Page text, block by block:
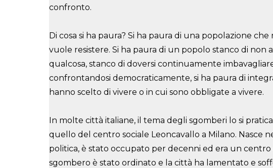
confronto.
Di cosa si ha paura? Si ha paura di una popolazione
vuole resistere. Si ha paura di un popolo stanco di non
qualcosa, stanco di doversi continuamente
confrontandosi democraticamente, si ha paura di
hanno scelto di vivere o in cui sono obbligate a vivere.
In molte città italiane, il tema degli sgomberi lo si
quello del centro sociale Leoncavallo a Milano. Nasce
politica, è stato occupato per decenni ed era un centro
sgombero è stato ordinato e la città ha lamentato e